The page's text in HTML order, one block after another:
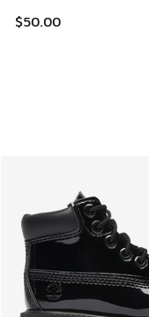
$50.00